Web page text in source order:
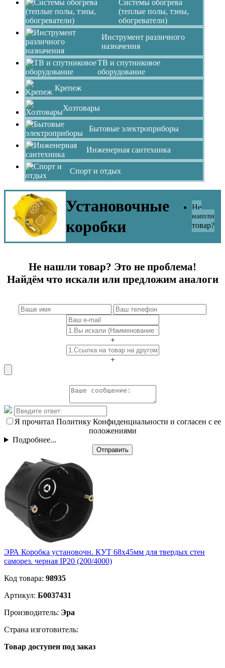
Системы обогрева
(теплые полы, тэны,
обогреватели)
Инструмент различного
назначения
ТВ и спутниковое
оборудование
Крепеж
Хозтовары
Бытовые электроприборы
Инженерная сантехника
Спорт и отдых
Установочные
коробки
Не
нашли
товар?
Не нашли товар? Это не проблема!
Найдём что искали или предложим аналоги
+
+
Я прочитал Политику Конфиденциальности и согласен с ее
положениями
Подробнее...
Отправить
ЭРА Коробка установочн. КУТ 68х45мм для твердых стен
саморез. черная IP20 (200/4000)
Код товара: 98935
Артикул: Б0037431
Производитель: Эра
Страна изготовитель:
Товар доступен под заказ